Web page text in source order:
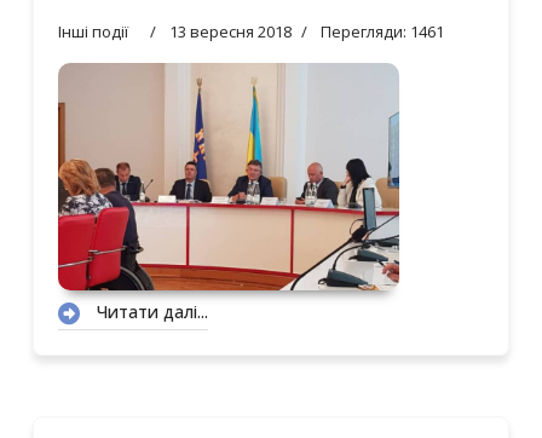
Інші події 13 вересня 2018 Перегляди: 1461
Читати далі...